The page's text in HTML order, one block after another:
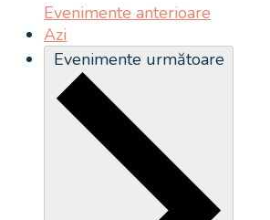
Evenimente anterioare
Azi
Evenimente următoare